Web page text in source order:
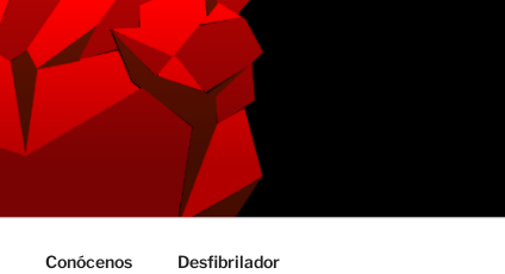
Conócenos Desfibrilador